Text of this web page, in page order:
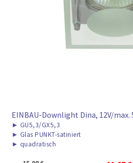
EINBAU-Downlight Dina, 12V/max.
► GU5,3/GX5,3
► Glas PUNKT-satiniert
► quadratisch